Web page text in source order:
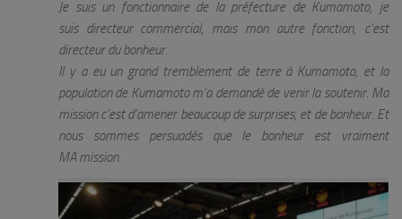
Je suis un fonctionnaire de la préfecture de Kumamoto, je
suis directeur commercial, mais mon autre fonction, c’est
directeur du bonheur.
Il y a eu un grand tremblement de terre à Kumamoto, et la
population de Kumamoto m’a demandé de venir la soutenir. Ma
mission c’est d’amener beaucoup de surprises, et de bonheur. Et
nous sommes persuadés que le bonheur est vraiment
MA mission.